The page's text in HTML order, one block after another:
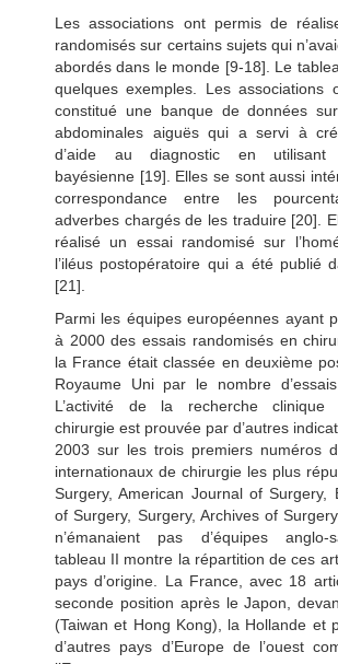
Les associations ont permis de
randomisés sur certains sujets qui
abordés dans le monde [9-18]. Le
quelques exemples. Les associations
constitué une banque de données
abdominales aiguës qui a servi à
d’aide au diagnostic en
bayésienne [19]. Elles se sont aussi
correspondance entre les
adverbes chargés de les traduire [20].
réalisé un essai randomisé sur
l’iléus postopératoire qui a été publié
[21].
Parmi les équipes européennes ayant
à 2000 des essais randomisés en
la France était classée en deuxième
Royaume Uni par le nombre
L’activité de la recherche clinique
chirurgie est prouvée par d’autres
2003 sur les trois premiers numéros
internationaux de chirurgie les plus
Surgery, American Journal of Surgery,
of Surgery, Surgery, Archives of
n’émanaient pas d’équipes anglo-
tableau II montre la répartition de ces
pays d’origine. La France, avec 18
seconde position après le Japon,
(Taiwan et Hong Kong), la Hollande et
d’autres pays d’Europe de l’ouest